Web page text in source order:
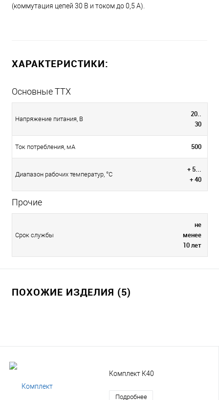
(коммутация цепей 30 В и током до 0,5 А).
ХАРАКТЕРИСТИКИ:
Основные ТТХ
Напряжение питания, В
20..
30
Ток потребления, мА 500
Диапазон рабочих температур, °С
+ 5...
+ 40
Прочие
Срок службы
не
менее
10 лет
ПОХОЖИЕ ИЗДЕЛИЯ (5)
Комплект К40
Подробнее